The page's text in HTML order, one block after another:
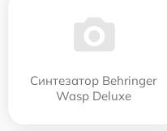
Синтезатор Behringer
Wasp Deluxe